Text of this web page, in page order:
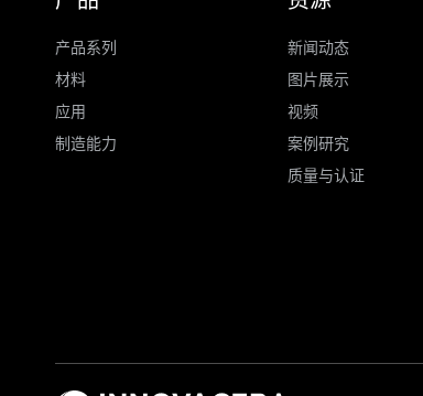
产品系列
材料
应用
制造能力
新闻动态
图片展示
视频
案例研究
质量与认证